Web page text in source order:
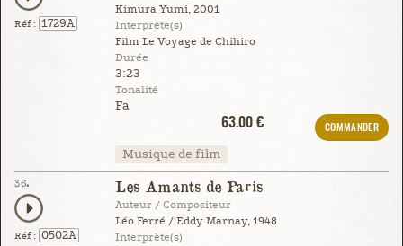
Réf : 1729A
Kimura Yumi, 2001
Interprète(s)
Film Le Voyage de Chihiro
Durée
3:23
Tonalité
Fa
63.00 €
COMMANDER
Musique de film
36.
Réf : 0502A
Les Amants de Paris
Auteur / Compositeur
Léo Ferré / Eddy Marnay, 1948
Interprète(s)